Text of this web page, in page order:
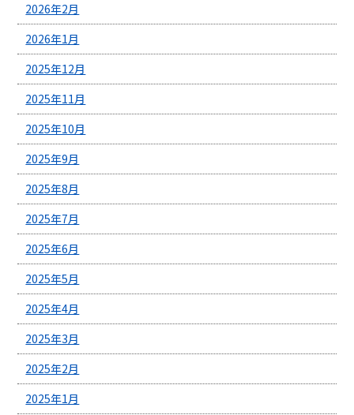
2026年2月
2026年1月
2025年12月
2025年11月
2025年10月
2025年9月
2025年8月
2025年7月
2025年6月
2025年5月
2025年4月
2025年3月
2025年2月
2025年1月